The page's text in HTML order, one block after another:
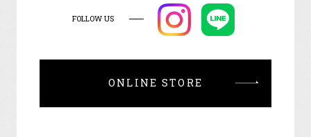
FOLLOW US
ONLINE STORE